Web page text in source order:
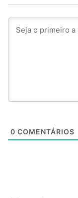
0 COMENTÁRIOS